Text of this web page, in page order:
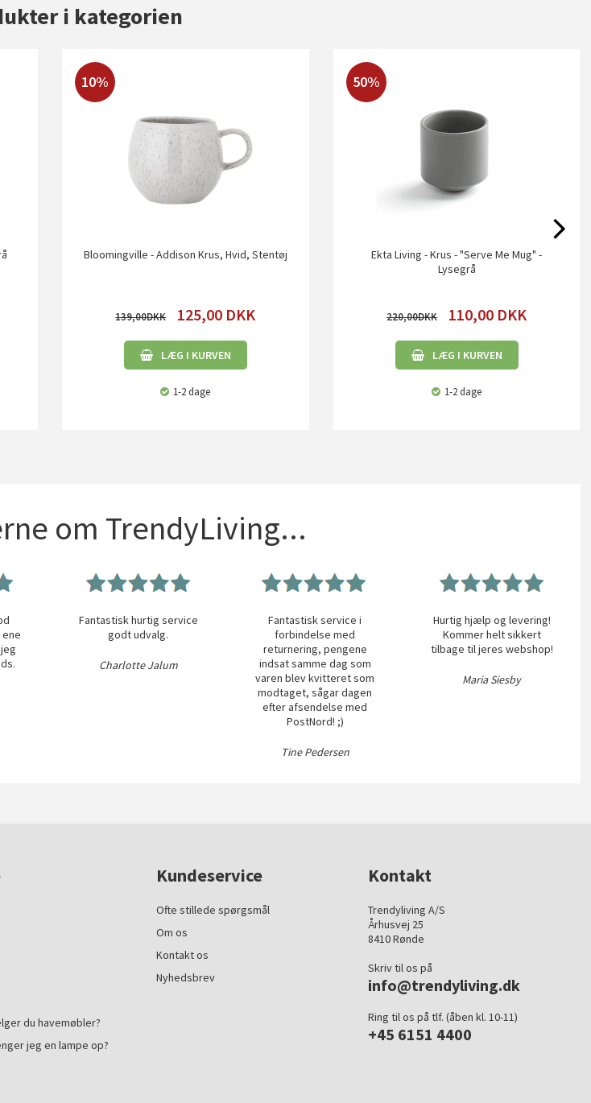
i kategorien
10%
Bloomingville - Addison Krus, Hvid, Stentøj
139,00 125,00 DKK
LÆG I KURVEN
1-2 dage
50%
Ekta Living - Krus - "Serve Me Mug" -
Lysegrå
220,00 110,00 DKK
LÆG I KURVEN
1-2 dage
om TrendyLiving...
Fantastisk hurtig service
godt udvalg.
Charlotte Jalum
Fantastisk service i
forbindelse med
returnering, pengene
indsat samme dag som
varen blev kvitteret som
modtaget, sågar dagen
efter afsendelse med
PostNord! ;)
Tine Pedersen
Hurtig hjælp og levering!
Kommer helt sikkert
tilbage til jeres webshop!
Maria Siesby
du havemøbler?
jeg en lampe op?
Kundeservice
Ofte stillede spørgsmål
Om os
Kontakt os
Nyhedsbrev
Kontakt
Trendyliving A/S
Århusvej 25
8410 Rønde
Skriv til os på
info@trendyliving.dk
Ring til os på tlf. (åben kl. 10-11)
+45 6151 4400